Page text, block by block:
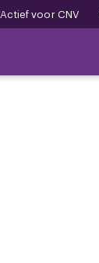
Actief voor CNV